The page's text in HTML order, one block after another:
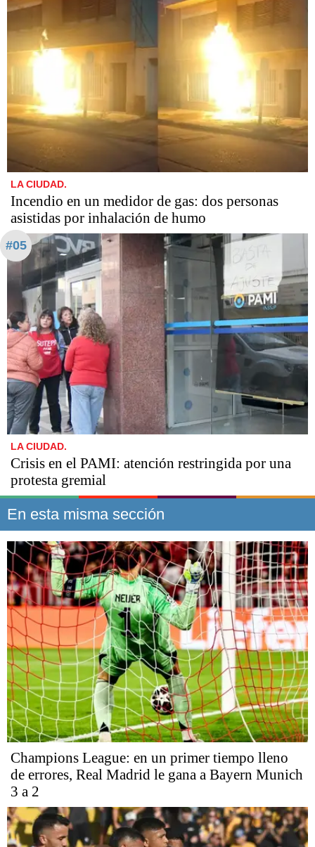
LA CIUDAD.
Incendio en un medidor de gas: dos personas
asistidas por inhalación de humo
#05
LA CIUDAD.
Crisis en el PAMI: atención restringida por una
protesta gremial
En esta misma sección
Champions League: en un primer tiempo lleno
de errores, Real Madrid le gana a Bayern Munich
3 a 2